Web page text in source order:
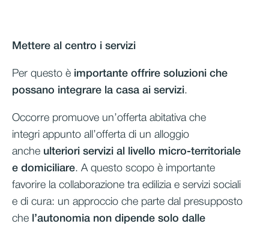
Mettere al centro i servizi
Per questo è importante offrire soluzioni che
possano integrare la casa ai servizi.
Occorre promuove un’offerta abitativa che
integri appunto all’offerta di un alloggio
anche ulteriori servizi al livello micro-territoriale
e domiciliare. A questo scopo è importante
favorire la collaborazione tra edilizia e servizi sociali
e di cura: un approccio che parte dal presupposto
che
l’autonomia non dipende solo dalle